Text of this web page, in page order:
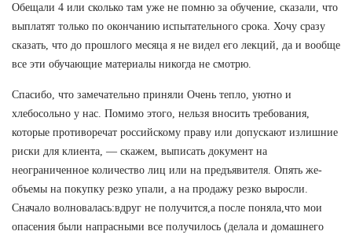
Обещали 4 или сколько там уже не помню за обучение, сказали, что
выплатят только по окончанию испытательного срока. Хочу сразу
сказать, что до прошлого месяца я не видел его лекций, да и вообще
все эти обучающие материалы никогда не смотрю.
Спасибо, что замечательно приняли Очень тепло, уютно и
хлебосольно у нас. Помимо этого, нельзя вносить требования,
которые противоречат российскому праву или допускают излишние
риски для клиента, — скажем, выписать документ на
неограниченное количество лиц или на предъявителя. Опять же-
объемы на покупку резко упали, а на продажу резко выросли.
Сначало волновалась:вдруг не получится,а после поняла,что мои
опасения были напрасными все получилось (делала и домашнего